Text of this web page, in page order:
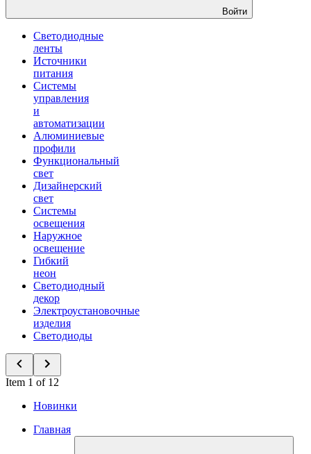
Войти
Светодиодные
ленты
Источники
питания
Системы
управления
и
автоматизации
Алюминиевые
профили
Функциональный
свет
Дизайнерский
свет
Системы
освещения
Наружное
освещение
Гибкий
неон
Светодиодный
декор
Электроустановочные
изделия
Светодиоды
Item 1 of 12
Новинки
Главная